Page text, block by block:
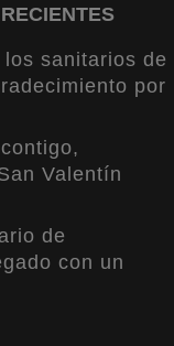
sanitarios de
por
Valentín
de
con un